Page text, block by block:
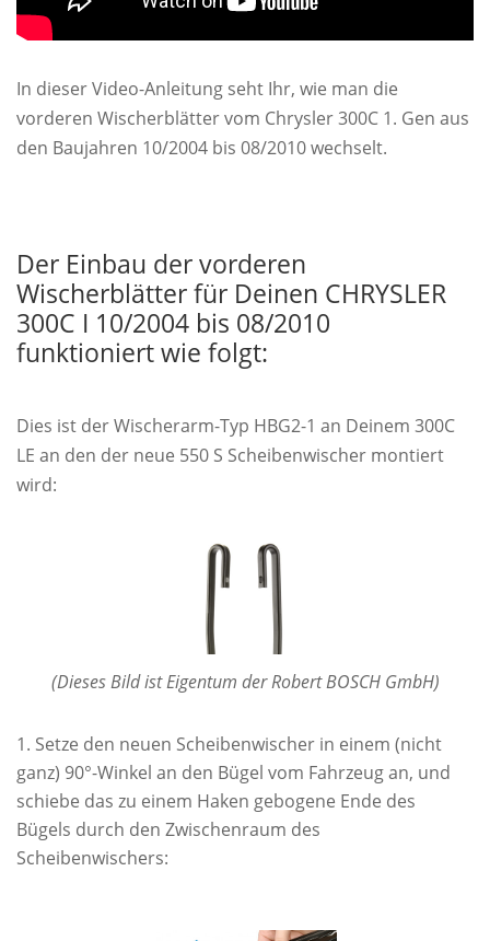
In dieser Video-Anleitung seht Ihr, wie man die
vorderen Wischerblätter vom Chrysler 300C 1. Gen aus
den Baujahren 10/2004 bis 08/2010 wechselt.
Der Einbau der vorderen
Wischerblätter für Deinen CHRYSLER
300C I 10/2004 bis 08/2010
funktioniert wie folgt:
Dies ist der Wischerarm-Typ HBG2-1 an Deinem 300C
LE an den der neue 550 S Scheibenwischer montiert
wird:
(Dieses Bild ist Eigentum der Robert BOSCH GmbH)
Setze den neuen Scheibenwischer in einem (nicht
ganz) 90°-Winkel an den Bügel vom Fahrzeug an, und
schiebe das zu einem Haken gebogene Ende des
Bügels durch den Zwischenraum des
Scheibenwischers: